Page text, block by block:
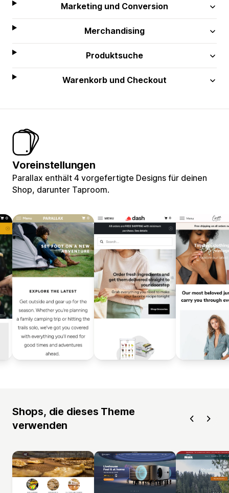
Marketing und Conversion
Merchandising
Produktsuche
Warenkorb und Checkout
Voreinstellungen
Parallax enthält 4 vorgefertigte Designs für deinen
Shop, darunter Taproom.
Shops, die dieses Theme
verwenden